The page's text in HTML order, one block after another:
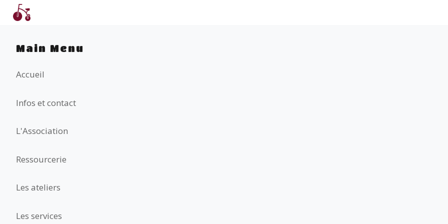
Main Menu
Accueil
Infos et contact
L'Association
Ressourcerie
Les ateliers
Les services